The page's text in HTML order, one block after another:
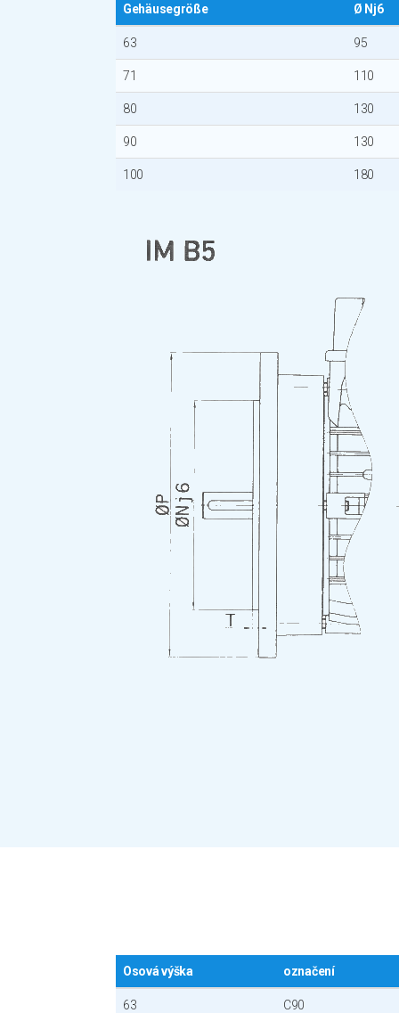
Gehäusegröße Ø Nj6
63 95
71 110
80 130
90 130
100 180
Osová výška označení
63 C90